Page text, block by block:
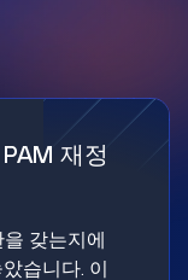
재정
갖는지에
습니다. 이